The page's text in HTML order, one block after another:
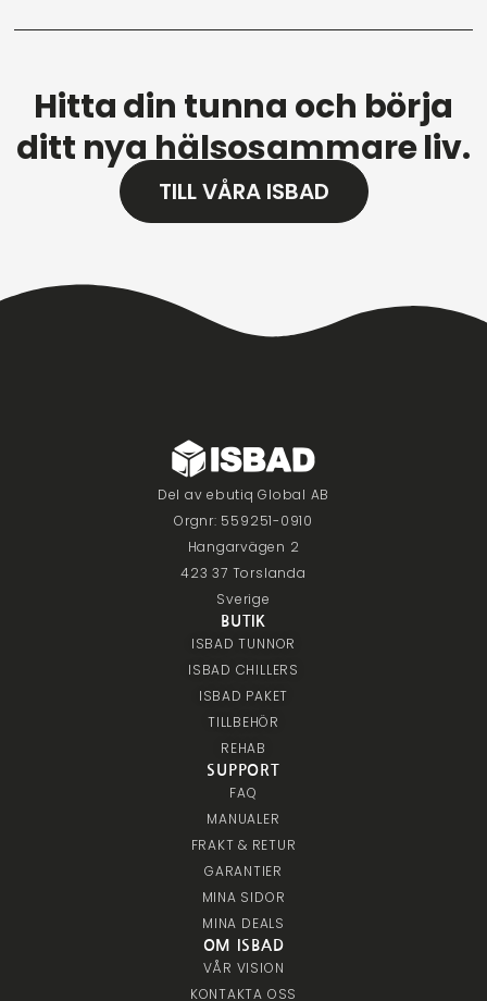
Hitta din tunna och börja
ditt nya hälsosammare liv.
TILL VÅRA ISBAD
Del av ebutiq Global AB
Orgnr: 559251-0910
Hangarvägen 2
423 37 Torslanda
Sverige
BUTIK
ISBAD TUNNOR
ISBAD CHILLERS
ISBAD PAKET
TILLBEHÖR
REHAB
SUPPORT
FAQ
MANUALER
FRAKT & RETUR
GARANTIER
MINA SIDOR
MINA DEALS
OM ISBAD
VÅR VISION
KONTAKTA OSS